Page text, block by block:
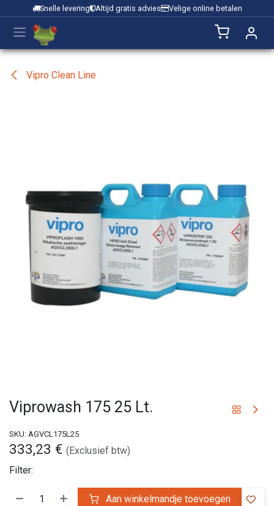
Overslaan naar inhoud
Snelle levering Altijd gratis advies Velige online betalen
Vipro Clean Line
Viprowash 175 25 Lt.
SKU: AGVCL175L25
333,23 € (Exclusief btw)
Filter:
Aan winkelmandje toevoegen